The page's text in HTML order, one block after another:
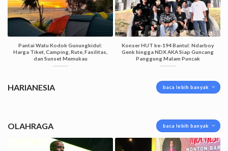
Pantai Watu Kodok Gunungkidul:
Harga Tiket, Camping, Rute, Fasilitas,
dan Sunset Memukau
Konser HUT ke-194 Bantul: Ndarboy
Genk hingga NDX AKA Siap Guncang
Panggung Malam Puncak
HARIANESIA baca lebih banyak
OLAHRAGA baca lebih banyak